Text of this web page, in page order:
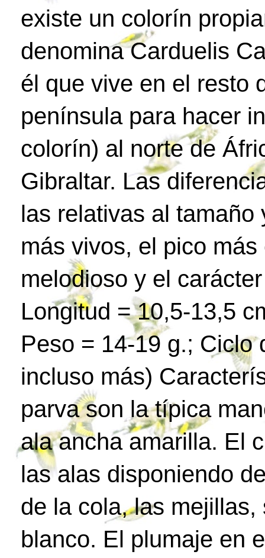
existe un colorín
denomina Carduelis
él que vive en el resto
península para hacer
colorín) al norte de
Gibraltar. Las
las relativas al
más vivos, el pico
melodioso y el
Longitud = 10,5-13,5
Peso = 14-19 g.; Ciclo
incluso más)
parva son la típica
ala ancha amarilla. El
las alas disponiendo
de la cola, las
blanco. El plumaje en